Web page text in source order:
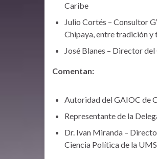
Caribe
Julio Cortés – Consultor
Chipaya, entre tradición y
José Blanes – Director
Comentan:
Autoridad del GAIOC de
Representante de la
Dr. Ivan Miranda –
Ciencia Política de la